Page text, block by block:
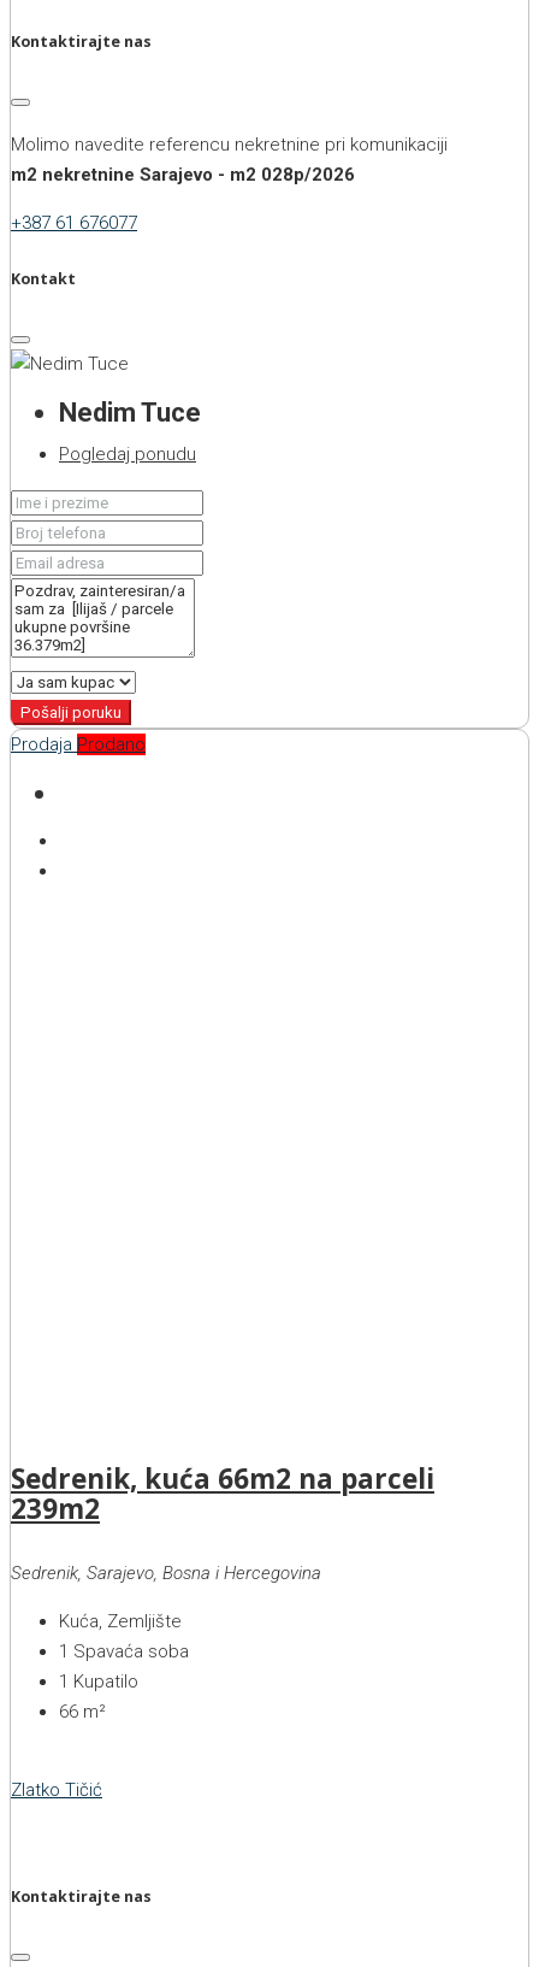
Kontaktirajte nas
Molimo navedite referencu nekretnine pri komunikaciji
m2 nekretnine Sarajevo - m2 028p/2026
+387 61 676077
Kontakt
Nedim Tuce
Pogledaj ponudu
Pošalji poruku
Prodaja Prodano
Sedrenik, kuća 66m2 na parceli
239m2
Sedrenik, Sarajevo, Bosna i Hercegovina
Kuća, Zemljište
1 Spavaća soba
1 Kupatilo
66 m²
Zlatko Tičić
Kontaktirajte nas